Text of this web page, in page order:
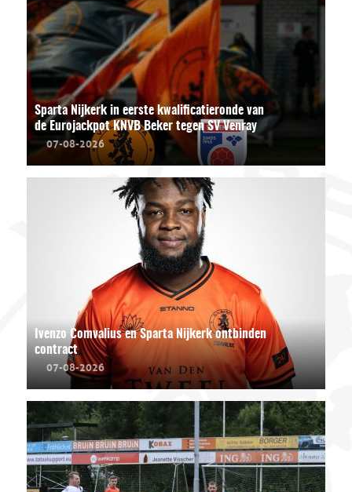
Sparta Nijkerk in eerste kwalificatieronde van
de Eurojackpot KNVB Beker tegen SV Venray
07-08-2026
Ivenzo Comvalius en Sparta Nijkerk ontbinden
contract
07-08-2026